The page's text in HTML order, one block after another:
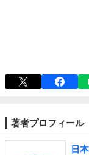
著者プロフィール
日